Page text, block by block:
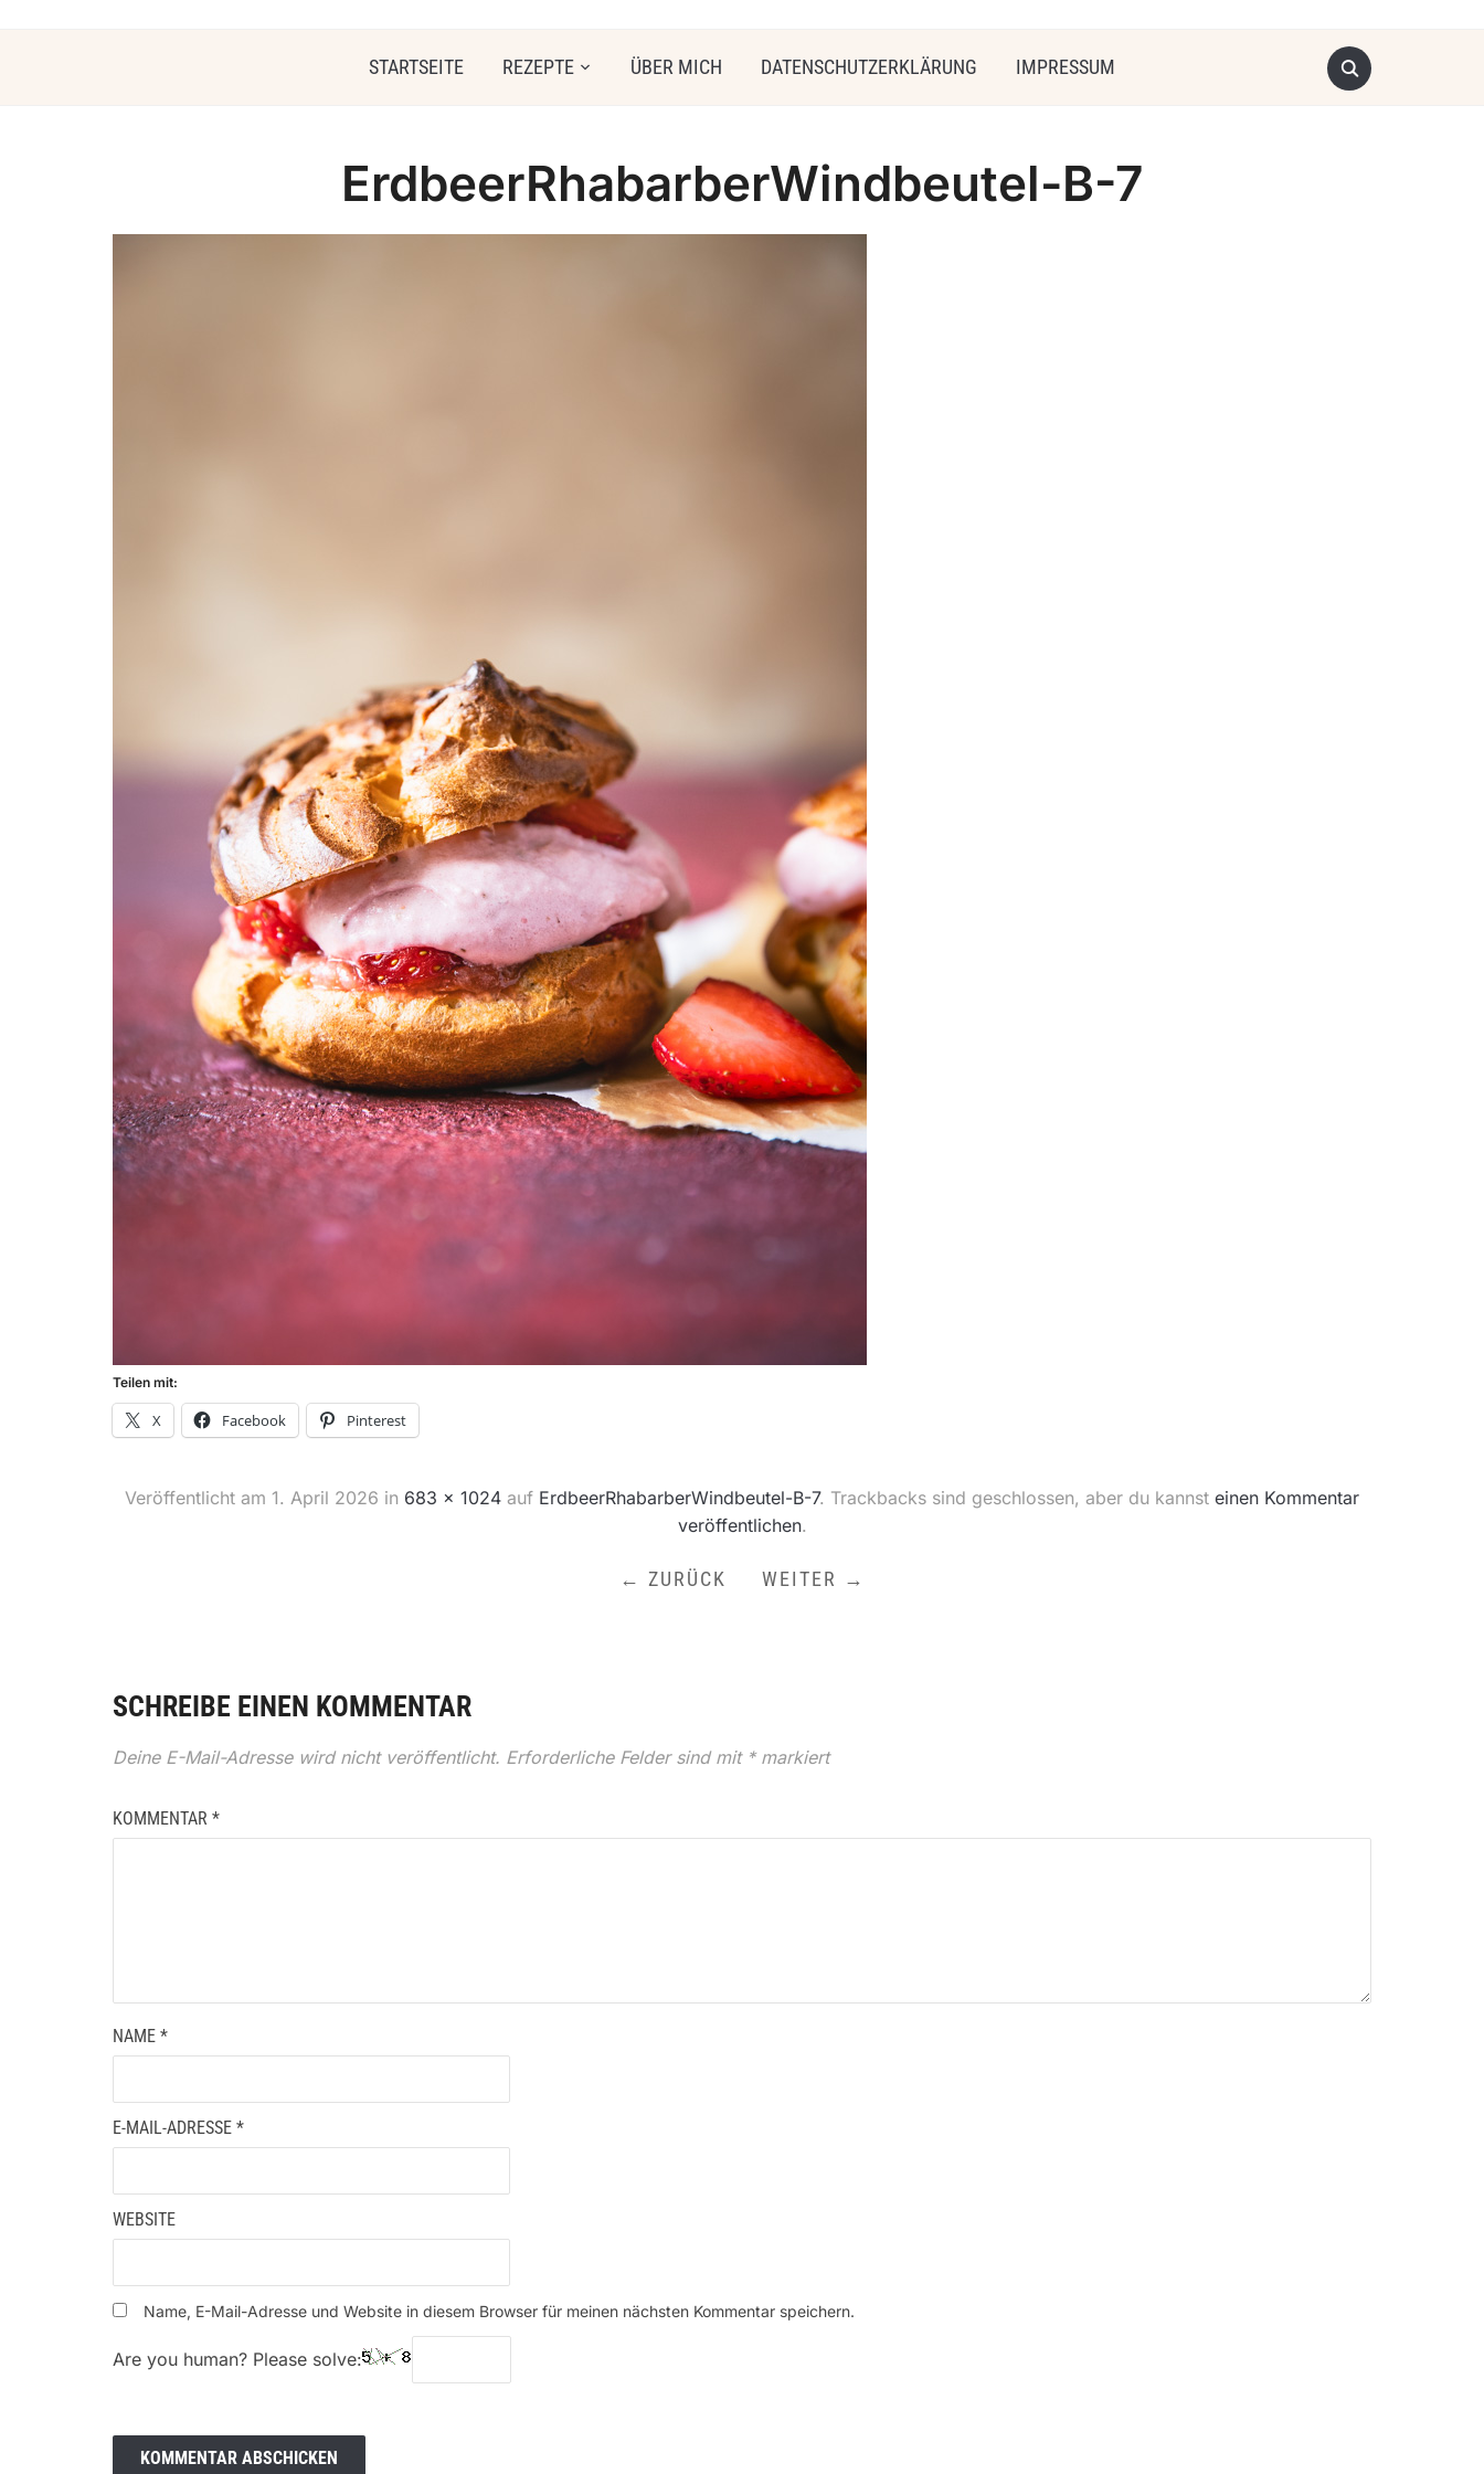
STARTSEITE REZEPTE ÜBER MICH DATENSCHUTZERKLÄRUNG IMPRESSUM
ErdbeerRhabarberWindbeutel-B-7
Teilen mit:
X Facebook Pinterest
Veröffentlicht am 1. April 2026 in 683 × 1024 auf ErdbeerRhabarberWindbeutel-B-7. Trackbacks sind geschlossen, aber du kannst einen Kommentar
veröffentlichen.
← ZURÜCK WEITER →
SCHREIBE EINEN KOMMENTAR
Deine E-Mail-Adresse wird nicht veröffentlicht. Erforderliche Felder sind mit *markiert
KOMMENTAR *
NAME *
E-MAIL-ADRESSE *
WEBSITE
Name, E-Mail-Adresse und Website in diesem Browser für meinen nächsten Kommentar speichern.
Are you human? Please solve: